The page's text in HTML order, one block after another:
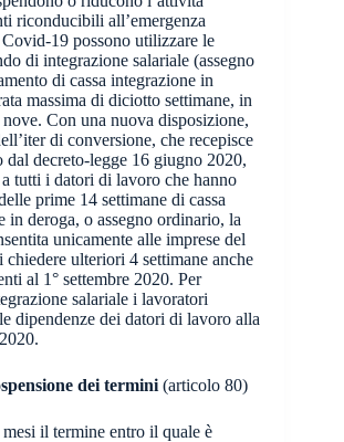
riconducibili all’emergenza
19 possono utilizzare le
di integrazione salariale (assegno
di cassa integrazione in
massima di diciotto settimane, in
Con una nuova disposizione,
di conversione, che recepisce
dal decreto-legge 16 giugno 2020,
a tutti i datori di lavoro che hanno
prime 14 settimane di cassa
in deroga, o assegno ordinario, la
unicamente alle imprese del
chiedere ulteriori 4 settimane anche
al 1° settembre 2020. Per
salariale i lavoratori
dipendenze dei datori di lavoro alla
dei termini (articolo 80)
il termine entro il quale è